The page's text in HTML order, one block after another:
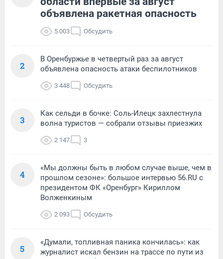
объявлена ракетная опасность
5 003 Обсудить
2
В Оренбуржье в четвертый раз за август
объявлена опасность атаки беспилотников
3 448 Обсудить
3
Как сельди в бочке: Соль-Илецк захлестнула
волна туристов — собрали отзывы приезжих
2 147 3
4
«Мы должны быть в любом случае выше, чем в
прошлом сезоне»: большое интервью 56.RU с
президентом ФК «Оренбург» Кириллом
Волженкиным
2 093 Обсудить
5
«Думали, топливная паника кончилась»: как
журналист искал бензин на трассе по пути из